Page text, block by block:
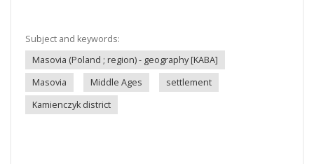
Subject and keywords:
Masovia (Poland ; region) - geography [KABA]
Masovia
Middle Ages
settlement
Kamienczyk district